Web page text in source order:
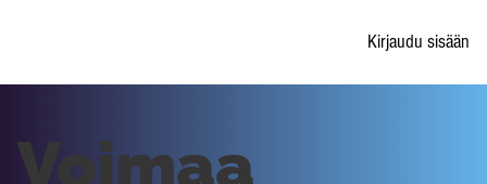
Kirjaudu sisään
Voimaa